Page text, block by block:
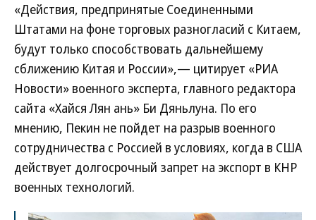
«Действия, предпринятые Соединенными
Штатами на фоне торговых разногласий с Китаем,
будут только способствовать дальнейшему
сближению Китая и России»,— цитирует «РИА
Новости» военного эксперта, главного редактора
сайта «Хайся Лян ань» Би Дяньлуна. По его
мнению, Пекин не пойдет на разрыв военного
сотрудничества с Россией в условиях, когда в США
действует долгосрочный запрет на экспорт в КНР
военных технологий.